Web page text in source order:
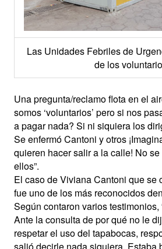
Las Unidades Febriles de
de los
Una pregunta/reclamo flota en el
somos ‘voluntarios’ pero si nos
a pagar nada? Si ni siquiera los
Se enfermó Cantoni y otros
quieren hacer salir a la calle! No
ellos”.
El caso de Viviana Cantoni que se
fue uno de los más reconocidos
Según contaron varios testimonios,
Ante la consulta de por qué no le
respetar el uso del tapabocas,
salió decirle nada siquiera. Estaba